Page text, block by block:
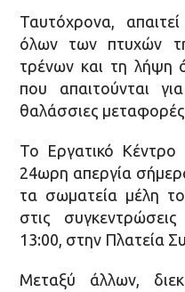
Ταυτόχρονα,
όλων των πτυχών
τρένων και τη λήψη
που απαιτούνται
θαλάσσιες μεταφορές
Το Εργατικό
24ωρη απεργία
τα σωματεία μέλη
στις
13:00, στην Πλατεία
Μεταξύ άλλων,